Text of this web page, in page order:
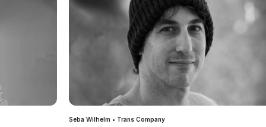
Seba Wilhelm • Trans Company